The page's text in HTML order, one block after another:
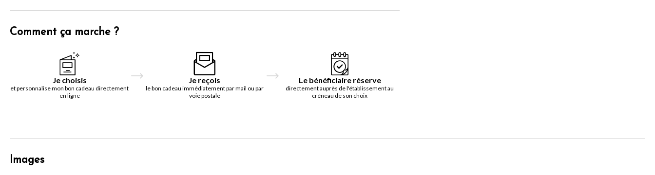
Comment ça marche ?
Je choisis
et personnalise mon bon cadeau directement
en ligne
Je reçois
le bon cadeau immédiatement par mail ou par
voie postale
Le bénéficiaire réserve
directement auprès de l'établissement au
créneau de son choix
Images